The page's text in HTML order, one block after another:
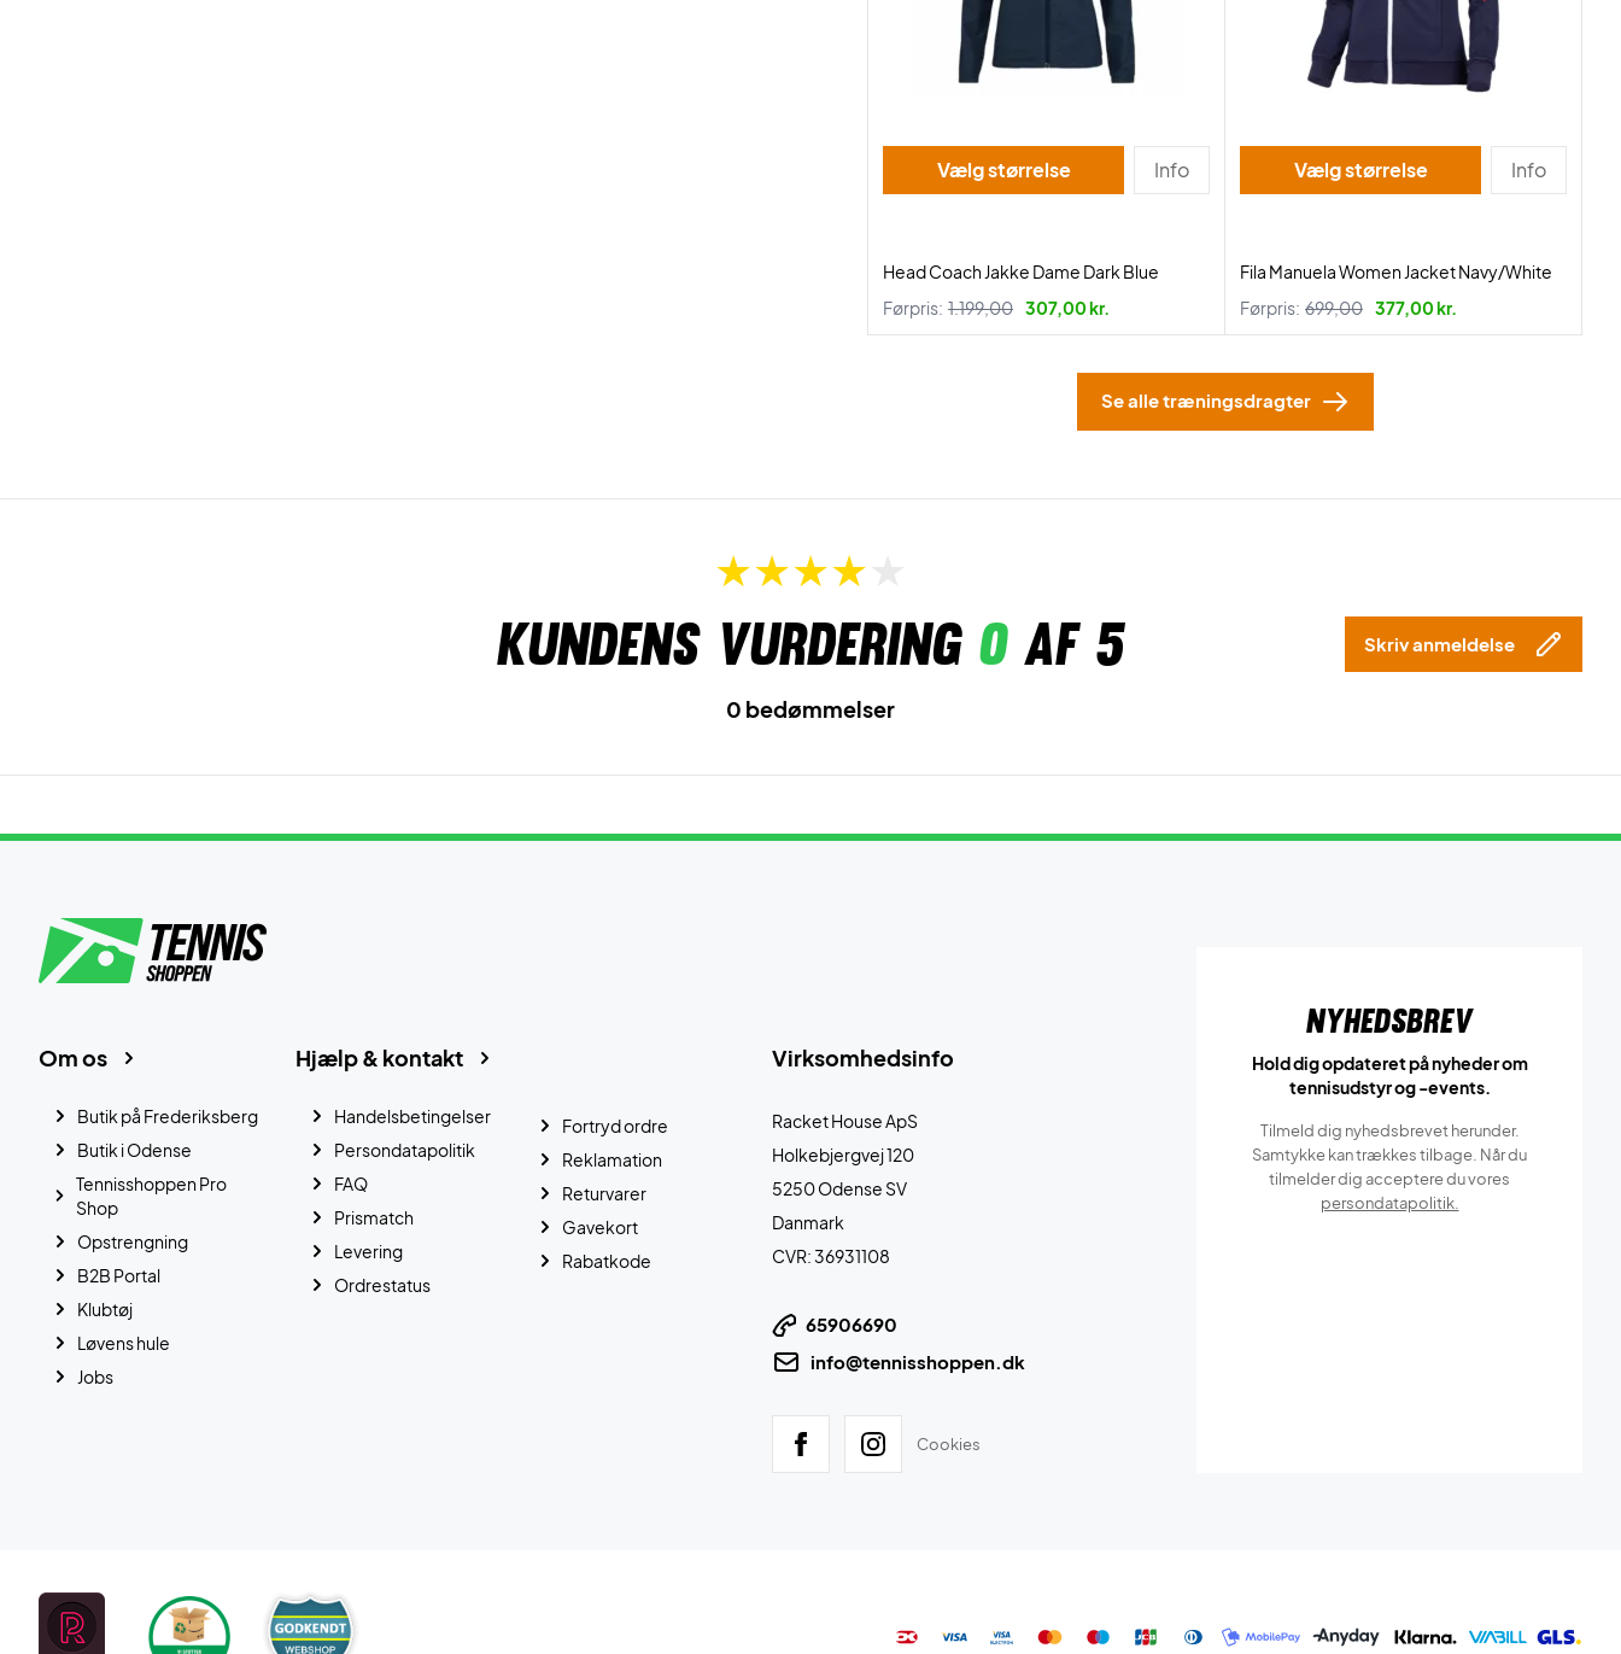
Vælg størrelse Info
Head Coach Jakke Dame Dark Blue
Førpris: 1.199,00 307,00 kr.
Vælg størrelse Info
Fila Manuela Women Jacket Navy/White
Førpris: 699,00 377,00 kr.
Se alle træningsdragter
Kundens vurdering 0af 5 Skriv anmeldelse
0 bedømmelser
Virksomhedsinfo
Racket House ApS
Holkebjergvej 120
5250 Odense SV
Danmark
CVR: 36931108
65906690
info@tennisshoppen.dk
Cookies
Hjælp & kontakt
Handelsbetingelser
Persondatapolitik
FAQ
Prismatch
Levering
Ordrestatus
Fortryd ordre
Reklamation
Returvarer
Gavekort
Rabatkode
Om os
Butik på Frederiksberg
Butik i Odense
Tennisshoppen Pro
Shop
Opstrengning
B2B Portal
Klubtøj
Løvens hule
Jobs
Nyhedsbrev
Hold dig opdateret på nyheder om
tennisudstyr og -events.
Tilmeld dig nyhedsbrevet herunder.
Samtykke kan trækkes tilbage. Når du
tilmelder dig acceptere du vores
persondatapolitik.